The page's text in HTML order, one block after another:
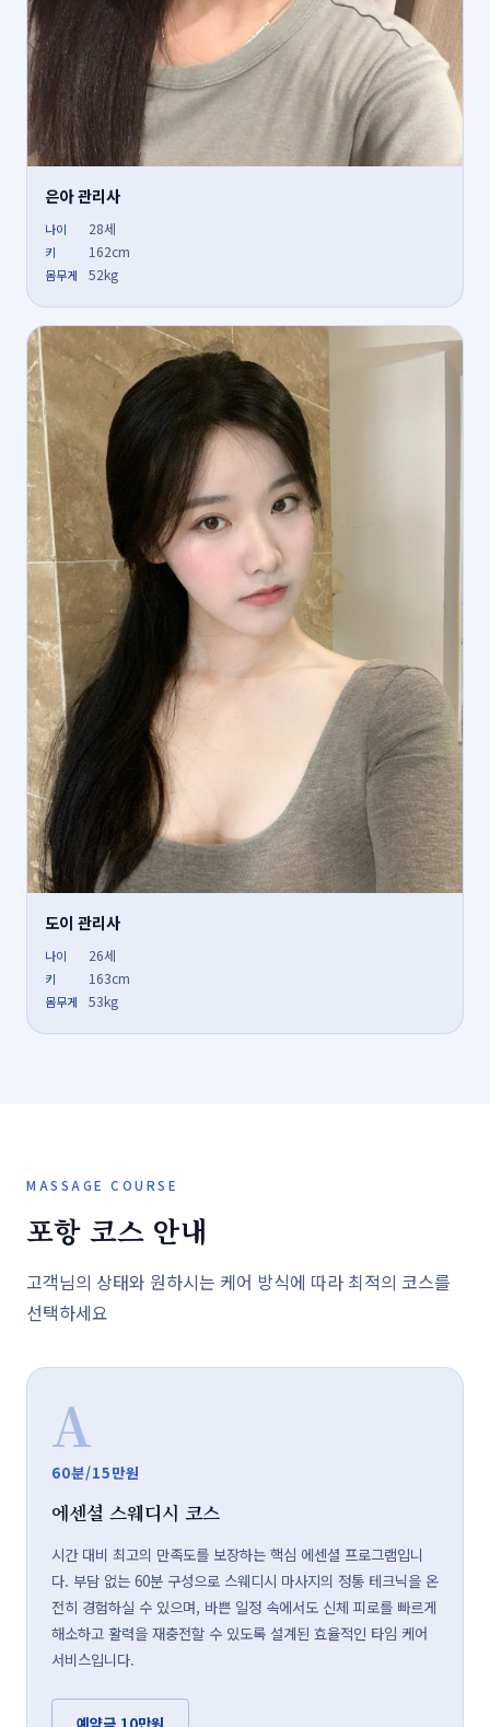
은아 관리사
나이 28세
키 162cm
몸무게 52kg
도이 관리사
나이 26세
키 163cm
몸무게 53kg
MASSAGE COURSE
포항 코스 안내
고객님의 상태와 원하시는 케어 방식에 따라 최적의 코스를
선택하세요
A
60분/15만원
에센셜 스웨디시 코스
시간 대비 최고의 만족도를 보장하는 핵심 에센셜 프로그램입니
다. 부담 없는 60분 구성으로 스웨디시 마사지의 정통 테크닉을 온
전히 경험하실 수 있으며, 바쁜 일정 속에서도 신체 피로를 빠르게
해소하고 활력을 재충전할 수 있도록 설계된 효율적인 타임 케어
서비스입니다.